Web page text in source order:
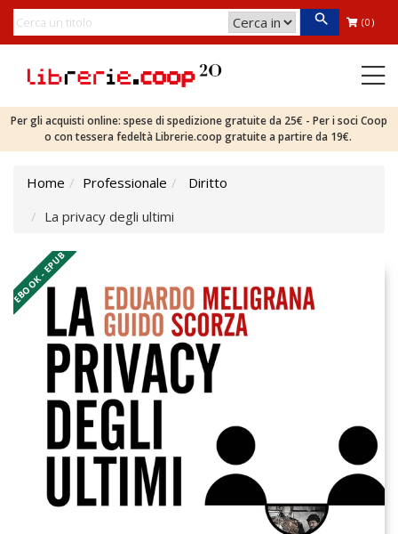
(0)
Per gli acquisti online: spese di spedizione gratuite da 25€ - Per i soci Coop
o con tessera fedeltà Librerie.coop gratuite a partire da 19€.
Home Professionale
Diritto
La privacy degli ultimi
EBOOK - EPUB